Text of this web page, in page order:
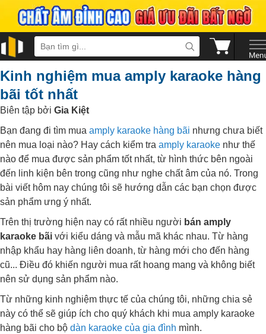
Kinh nghiệm mua amply karaoke hàng
bãi tốt nhất
Biên tập bởi Gia Kiệt
Bạn đang đi tìm mua amply karaoke hàng bãi nhưng chưa biết
nên mua loại nào? Hay cách kiểm tra amply karaoke như thế
nào để mua được sản phẩm tốt nhất, từ hình thức bên ngoài
đến linh kiện bên trong cũng như nghe chất âm của nó. Trong
bài viết hôm nay chúng tôi sẽ hướng dẫn các bạn chọn được
sản phẩm ưng ý nhất.
Trên thị trường hiện nay có rất nhiều người bán amply
karaoke bãi với kiểu dáng và mẫu mã khác nhau. Từ hàng
nhập khẩu hay hàng liên doanh, từ hàng mới cho đến hàng
cũ... Điều đó khiến người mua rất hoang mang và không biết
nên sử dụng sản phẩm nào.
Từ những kinh nghiệm thực tế của chúng tôi, những chia sẻ
này có thể sẽ giúp ích cho quý khách khi mua amply karaoke
hàng bãi cho bộ dàn karaoke của gia đình mình.